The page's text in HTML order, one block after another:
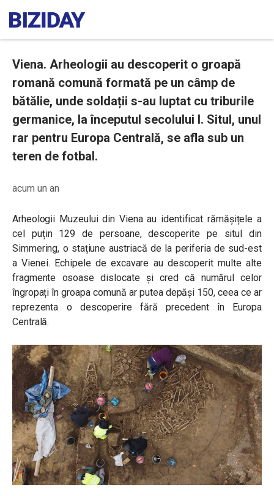
Viena. Arheologii au descoperit o groapă
romană comună formată pe un câmp de
bătălie, unde soldații s-au luptat cu triburile
germanice, la începutul secolului I. Situl, unul
rar pentru Europa Centrală, se afla sub un
teren de fotbal.
acum un an
Arheologii Muzeului din Viena au identificat rămășițele a
cel puțin 129 de persoane, descoperite pe situl din
Simmering, o stațiune austriacă de la periferia de sud-est
a Vienei. Echipele de excavare au descoperit multe alte
fragmente osoase dislocate și cred că numărul celor
îngropați în groapa comună ar putea depăși 150, ceea ce ar
reprezenta o descoperire fără precedent în Europa
Centrală.